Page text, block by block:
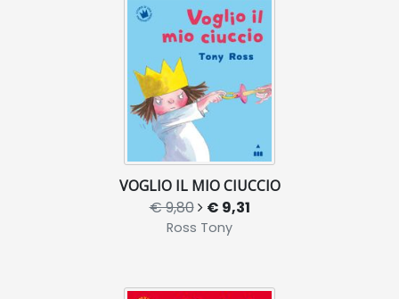
VOGLIO IL MIO CIUCCIO
€ 9,80 € 9,31
Ross Tony